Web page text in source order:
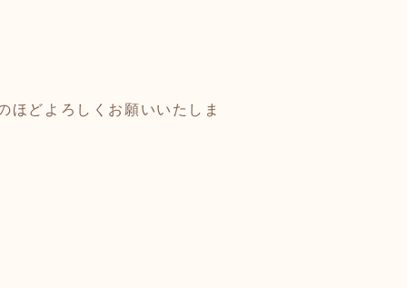
ほどよろしくお願いいたしま